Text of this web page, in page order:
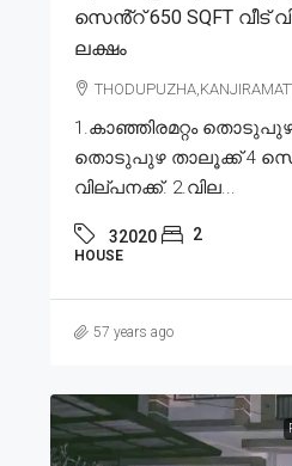
സെൻ്റ് 650 SQFT വീട്
ലക്ഷം
1.കാഞ്ഞിരമറ്റം തൊടുപുഴ
തൊടുപുഴ താലൂക്ക് 4
വില്പനക്ക്. 2.വില...
32020 2
HOUSE
57 years ago